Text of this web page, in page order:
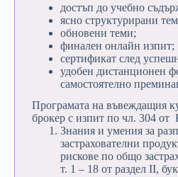
достъп до учебно
ясно структурирани
обновени теми;
финален онлайн изпит;
сертификат след
удобен дистанционен
самостоятелно
Програмата на въвеждащия
брокер с изпит по чл. 304
Знания и умения за
застрахователни
рискове по общо
т. 1 – 18 от раздел II,